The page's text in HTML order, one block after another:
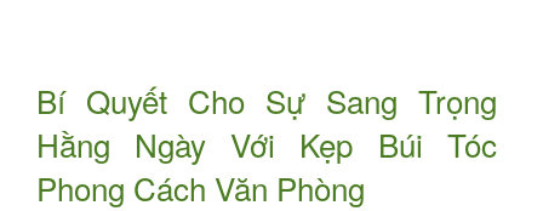
Bí Quyết Cho Sự Sang Trọng
Hằng Ngày Với Kẹp Búi Tóc
Phong Cách Văn Phòng